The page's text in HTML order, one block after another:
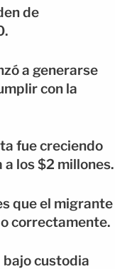
de
a generarse
con la
fue creciendo
los $2 millones.
que el migrante
correctamente.
bajo custodia